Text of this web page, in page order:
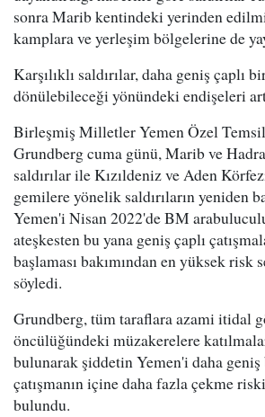
sonra Marib kentindeki yerinden
kamplara ve yerleşim bölgelerine de
Karşılıklı saldırılar, daha geniş çaplı
dönülebileceği yönündeki endişeleri
Birleşmiş Milletler Yemen Özel
Grundberg cuma günü, Marib ve
saldırılar ile Kızıldeniz ve Aden
gemilere yönelik saldırıların yeniden
Yemen'i Nisan 2022'de BM
ateşkesten bu yana geniş çaplı
başlaması bakımından en yüksek risk
söyledi.
Grundberg, tüm taraflara azami itidal
öncülüğündeki müzakerelere
bulunarak şiddetin Yemen'i daha
çatışmanın içine daha fazla çekme riski
bulundu.